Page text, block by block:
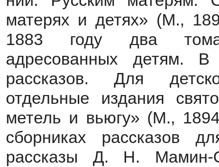
матерях и детях» (М.,
1883 году два тома
адресованных детям.
рассказов. Для
отдельные издания
метель и вьюгу» (М.,
сборниках рассказов
рассказы Д. Н. Мамин-